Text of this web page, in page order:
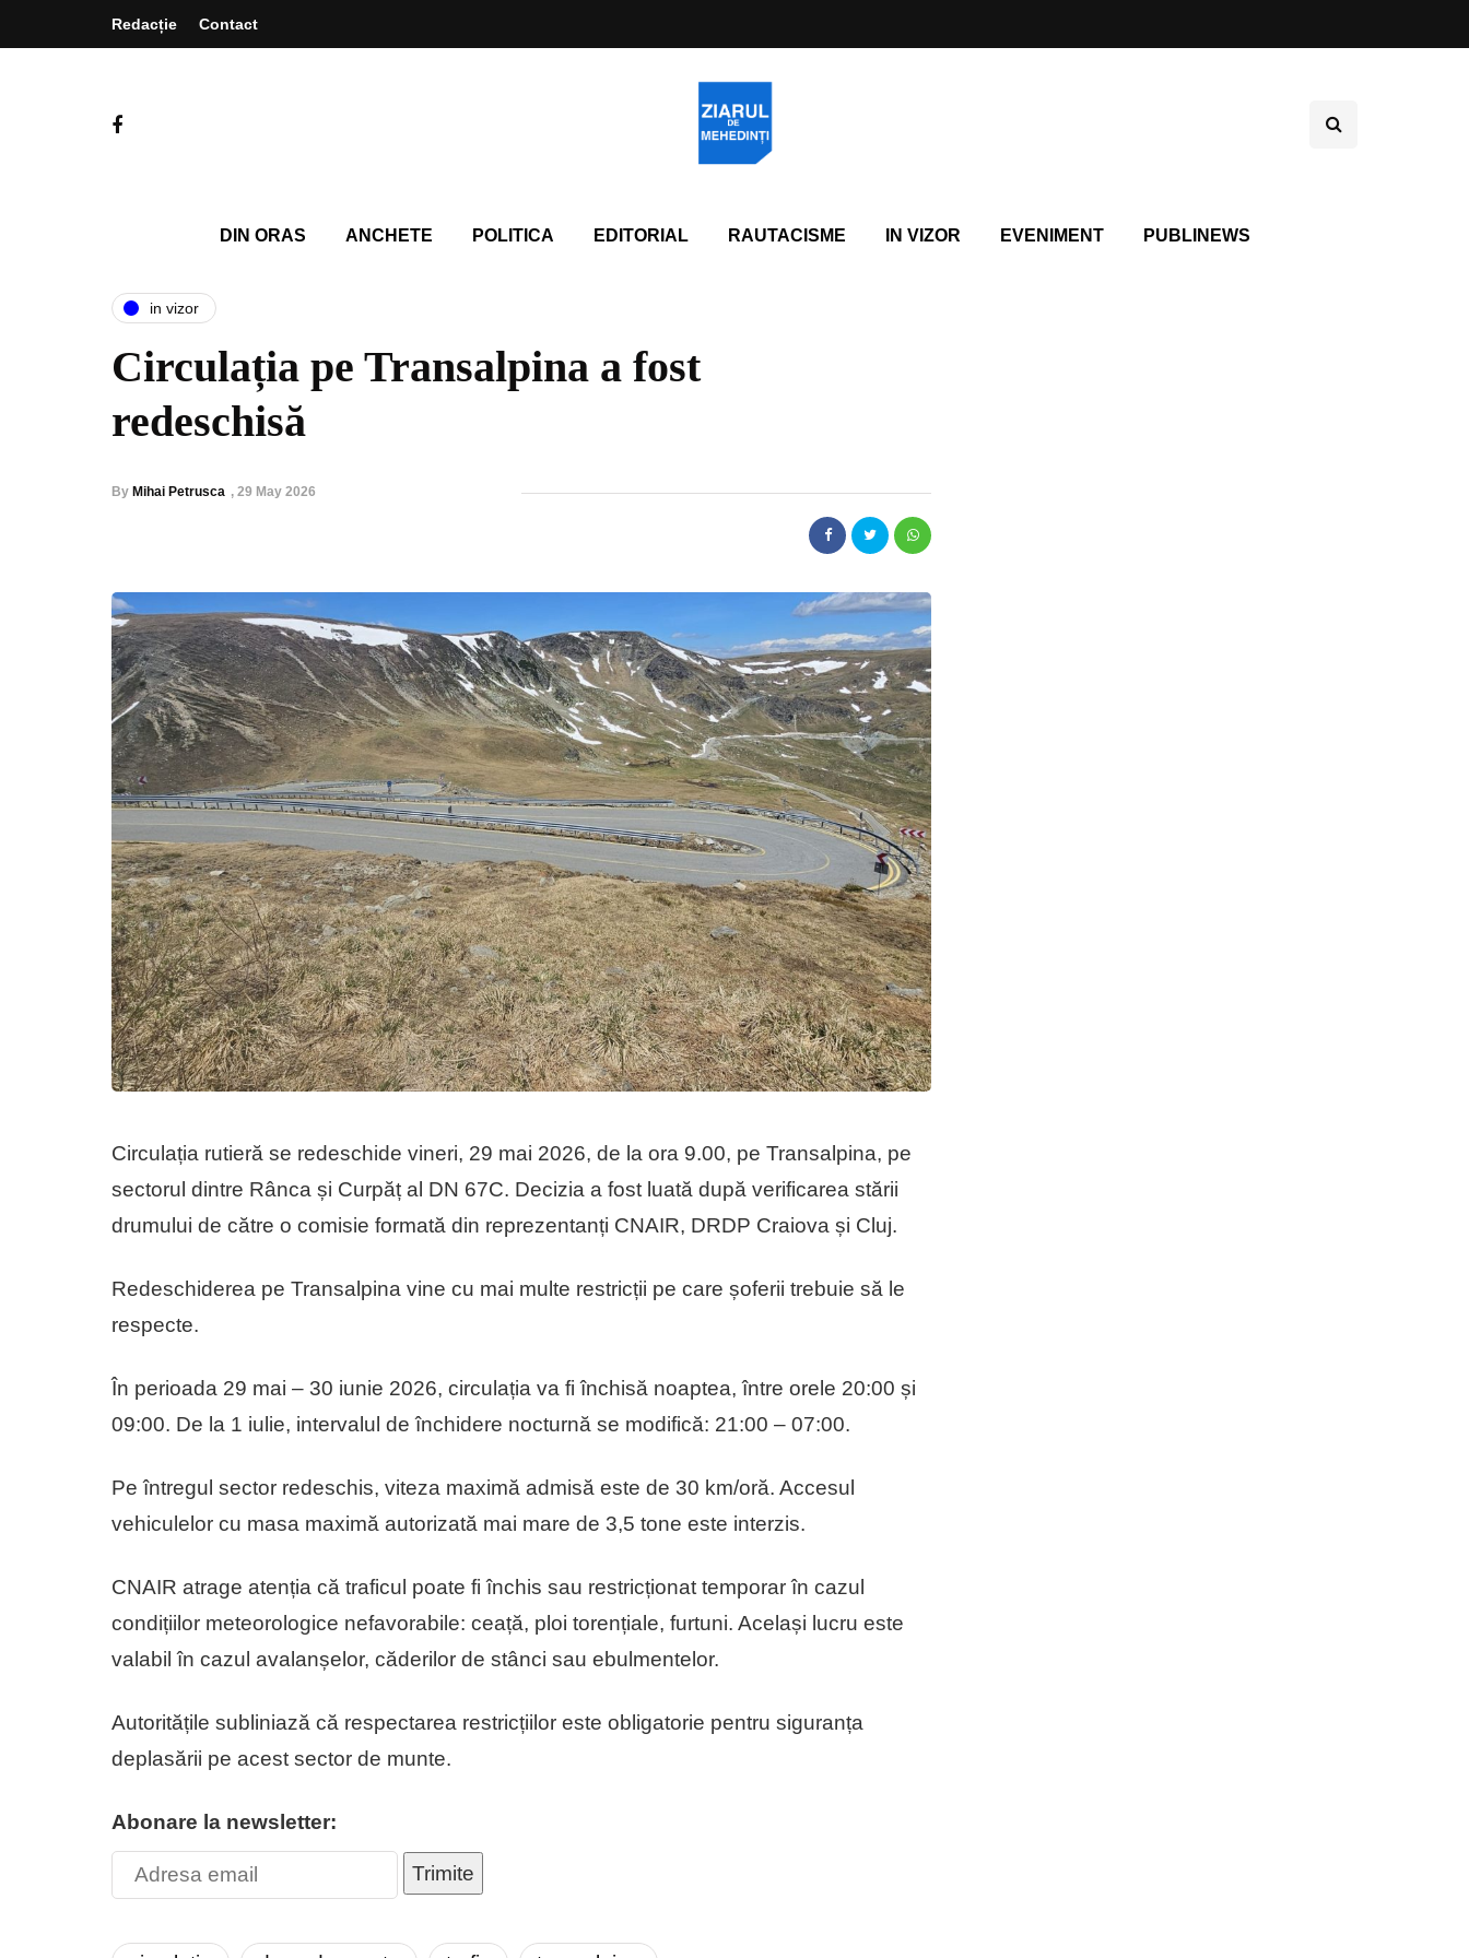
Redacție Contact
DIN ORAS ANCHETE POLITICA EDITORIAL RAUTACISME IN VIZOR EVENIMENT PUBLINEWS
in vizor
Circulația pe Transalpina a fost
redeschisă
By Mihai Petrusca , 29 May 2026
Circulația rutieră se redeschide vineri, 29 mai 2026, de la ora 9.00, pe Transalpina, pe
sectorul dintre Rânca și Curpăț al DN 67C. Decizia a fost luată după verificarea stării
drumului de către o comisie formată din reprezentanți CNAIR, DRDP Craiova și Cluj.
Redeschiderea pe Transalpina vine cu mai multe restricții pe care șoferii trebuie să le
respecte.
În perioada 29 mai – 30 iunie 2026, circulația va fi închisă noaptea, între orele 20:00 și
09:00. De la 1 iulie, intervalul de închidere nocturnă se modifică: 21:00 – 07:00.
Pe întregul sector redeschis, viteza maximă admisă este de 30 km/oră. Accesul
vehiculelor cu masa maximă autorizată mai mare de 3,5 tone este interzis.
CNAIR atrage atenția că traficul poate fi închis sau restricționat temporar în cazul
condițiilor meteorologice nefavorabile: ceață, ploi torențiale, furtuni. Același lucru este
valabil în cazul avalanșelor, căderilor de stânci sau ebulmentelor.
Autoritățile subliniază că respectarea restricțiilor este obligatorie pentru siguranța
deplasării pe acest sector de munte.
Abonare la newsletter:
Trimite